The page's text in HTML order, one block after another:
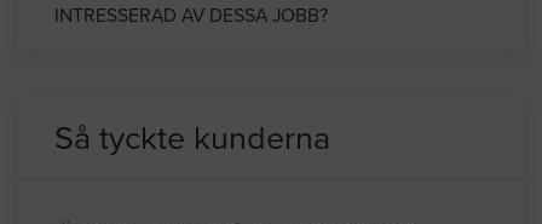
INTRESSERAD AV DESSA JOBB?
Så tyckte kunderna